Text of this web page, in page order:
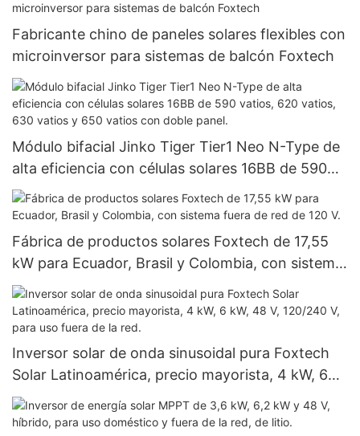
Fabricante chino de paneles solares flexibles con
microinversor para sistemas de balcón Foxtech
Módulo bifacial Jinko Tiger Tier1 Neo N-Type de
alta eficiencia con células solares 16BB de 590
vatios, 620 vatios, 630 vatios y 650 vatios con
doble panel.
Fábrica de productos solares Foxtech de 17,55
kW para Ecuador, Brasil y Colombia, con sistema
fuera de red de 120 V.
Inversor solar de onda sinusoidal pura Foxtech
Solar Latinoamérica, precio mayorista, 4 kW, 6
kW, 48 V, 120/240 V, para uso fuera de la red.